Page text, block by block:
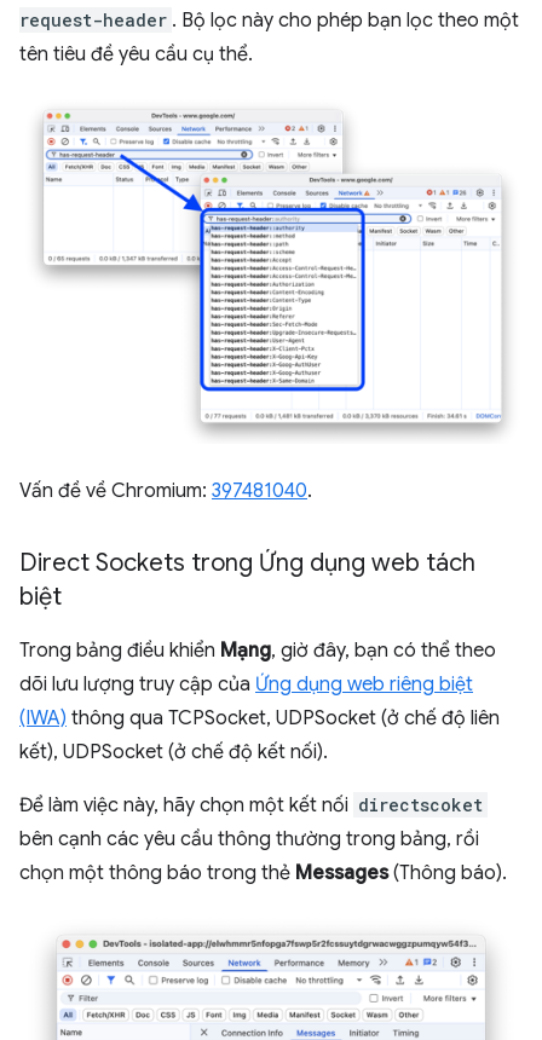
request-header . Bộ lọc này cho phép bạn lọc theo một
tên tiêu đề yêu cầu cụ thể.
Vấn đề về Chromium: 397481040.
Direct Sockets trong Ứng dụng web tách
biệt
Trong bảng điều khiển Mạng, giờ đây, bạn có thể theo
dõi lưu lượng truy cập của Ứng dụng web riêng biệt
(IWA) thông qua TCPSocket, UDPSocket (ở chế độ liên
kết), UDPSocket (ở chế độ kết nối).
Để làm việc này, hãy chọn một kết nối directscoket
bên cạnh các yêu cầu thông thường trong bảng, rồi
chọn một thông báo trong thẻ Messages(Thông báo).